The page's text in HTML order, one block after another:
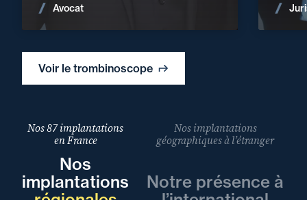
Voir le trombinoscope
Avocat Voir les actualités
Nos 87 implantations
en France
Nos
implantations
Nos implantations
géographiques à l’étranger
Notre présence à